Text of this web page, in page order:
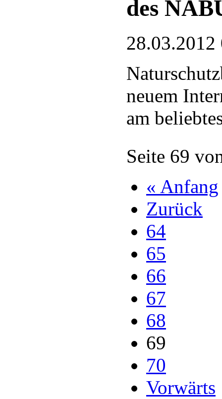
des
28.03.2012
neuem
am
Seite 69
« Anfang
Zurück
64
65
66
67
68
69
70
Vorwärts